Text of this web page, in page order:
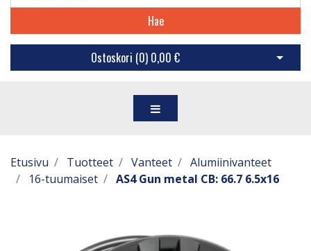
Hae
Ostoskori (0) 0,00 € Avaa
Etusivu Tuotteet Vanteet
Alumiinivanteet
16-tuumaiset
AS4 Gun metal CB: 66.7 6.5x16